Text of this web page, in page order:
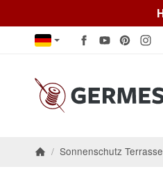
/ Sonnenschutz Terrasse